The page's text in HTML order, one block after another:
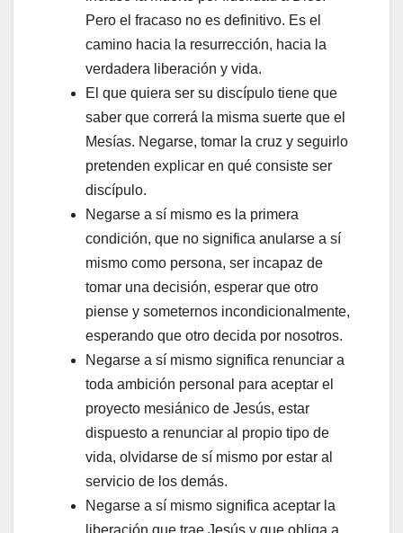
Pero el fracaso no es definitivo. Es el
camino hacia la resurrección, hacia la
verdadera liberación y vida.
El que quiera ser su discípulo tiene que
saber que correrá la misma suerte que el
Mesías. Negarse, tomar la cruz y seguirlo
pretenden explicar en qué consiste ser
discípulo.
Negarse a sí mismo es la primera
condición, que no significa anularse a sí
mismo como persona, ser incapaz de
tomar una decisión, esperar que otro
piense y someternos incondicionalmente,
esperando que otro decida por nosotros.
Negarse a sí mismo significa renunciar a
toda ambición personal para aceptar el
proyecto mesiánico de Jesús, estar
dispuesto a renunciar al propio tipo de
vida, olvidarse de sí mismo por estar al
servicio de los demás.
Negarse a sí mismo significa aceptar la